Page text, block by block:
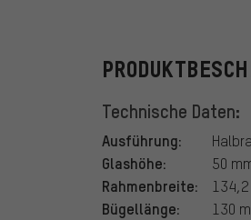
Technische Daten:
Ausführung:
Glashöhe: 50
Rahmenbreite:
Bügellänge: 130